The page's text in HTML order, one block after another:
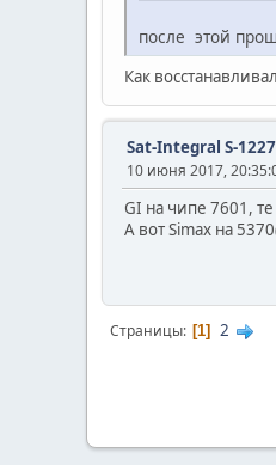
после этой
Как
Sat-Integral S-
10 июня 2017,
GI на чипе 7601,
А вот Simax на
Страницы 1 2